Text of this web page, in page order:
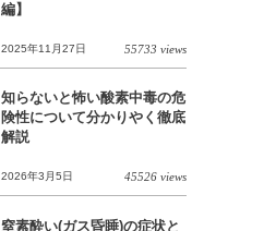
編】
2025年11月27日 55733 views
知らないと怖い酸素中毒の危
険性について分かりやく徹底
解説
2026年3月5日 45526 views
窒素酔い(ガス昏睡)の症状と